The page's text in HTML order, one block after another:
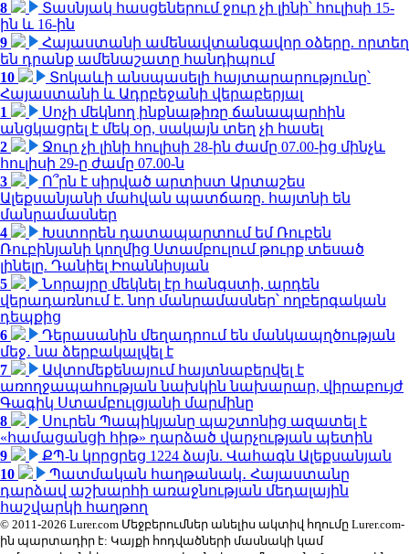
8
Տասնյակ հասցեներում ջուր չի լինի՝ հուլիսի 15-
ին և 16-ին
9
Հայաստանի ամենավտանգավոր օձերը. որտեղ
են դրանք ամենաշատը հանդիպում
10
Տոկաևի անսպասելի հայտարարությունը՝
Հայաստանի և Ադրբեջանի վերաբերյալ
1
Սոչի մեկնող ինքնաթիռը ճանապարհին
անցկացրել է մեկ օր, սակայն տեղ չի հասել
2
Ջուր չի լինի հուլիսի 28-ին ժամը 07.00-ից մինչև
հուլիսի 29-ը ժամը 07.00-ն
3
Ո՞րն է սիրված արտիստ Արտաշես
Ալեքսանյանի մահվան պատճառը. հայտնի են
մանրամասներ
4
Խստորեն դատապարտում եմ Ռուբեն
Ռուբինյանի կողմից Ստամբուլում թուրք տեսած
լինելը. Դանիել Իոաննիսյան
5
Նորայրը մեկնել էր հանգստի, արդեն
վերադառնում է. նոր մանրամասներ՝ ողբերգական
դեպքից
6
Դերասանին մեղադրում են մանկապղծության
մեջ․ նա ձերբակալվել է
7
Ավտոմեքենայում հայտնաբերվել է
առողջապահության նախկին նախարար, վիրաբույժ
Գագիկ Ստամբուլցյանի մարմինը
8
Սուրեն Պապիկյանը պաշտոնից ազատել է
«համացանցի հիթ» դարձած վարչության պետին
9
ՔՊ-ն կորցրեց 1224 ձայն. Վահագն Ալեքսանյան
10
Պատմական հաղթանակ․ Հայաստանը
դարձավ աշխարհի առաջնության մեդալային
հաշվարկի հաղթող
© 2011-2026 Lurer.com Մեջբերումներ անելիս ակտիվ հղումը Lurer.com-
ին պարտադիր է: Կայքի հոդվածների մասնակի կամ